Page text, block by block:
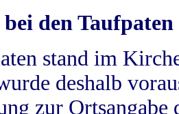
den Taufpaten
stand im
deshalb
zur